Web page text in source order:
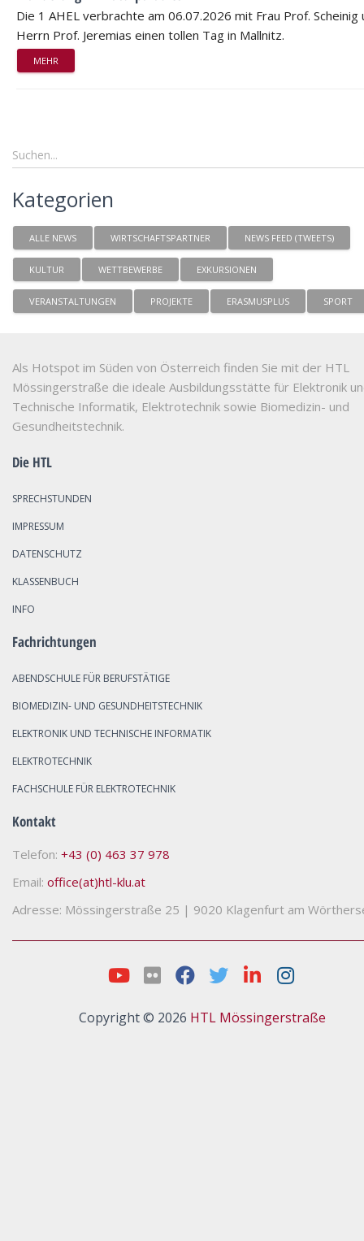
Die 1 AHEL verbrachte am 06.07.2026 mit Frau Prof. Scheinig
Herrn Prof. Jeremias einen tollen Tag in Mallnitz.
MEHR
Kategorien
ALLE NEWS WIRTSCHAFTSPARTNER NEWS FEED (TWEETS)
KULTUR WETTBEWERBE EXKURSIONEN
VERANSTALTUNGEN PROJEKTE ERASMUSPLUS SPORT
Als Hotspot im Süden von Österreich finden Sie mit der HTL
Mössingerstraße die ideale Ausbildungsstätte für Elektronik
Technische Informatik, Elektrotechnik sowie Biomedizin- und
Gesundheitstechnik.
Die HTL
SPRECHSTUNDEN
IMPRESSUM
DATENSCHUTZ
KLASSENBUCH
INFO
Fachrichtungen
ABENDSCHULE FÜR BERUFSTÄTIGE
BIOMEDIZIN- UND GESUNDHEITSTECHNIK
ELEKTRONIK UND TECHNISCHE INFORMATIK
ELEKTROTECHNIK
FACHSCHULE FÜR ELEKTROTECHNIK
Kontakt
Telefon: +43 (0) 463 37 978
Email: office(at)htl-klu.at
Adresse: Mössingerstraße 25 | 9020 Klagenfurt am
Copyright © 2026 HTL Mössingerstraße